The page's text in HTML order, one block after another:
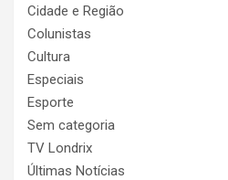
Cidade e Região
Colunistas
Cultura
Especiais
Esporte
Sem categoria
TV Londrix
Últimas Notícias